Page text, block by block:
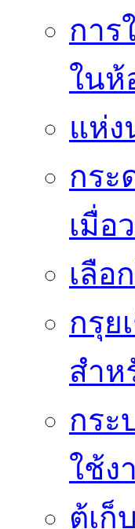
การ
ในห้
แห่ง
กระ
เมื่อ
เลือ
กรุย
สำ
กระ
ใช้ง
ตู้เก็